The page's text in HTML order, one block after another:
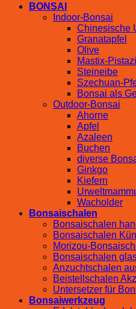
BONSAI
Indoor-Bonsai
Chinesische
Granatapfel
Olive
Mastix-
Steineibe
Szechuan-
Bonsai als
Outdoor-Bonsai
Ahorne
Apfel
Azaleen
Buchen
diverse
Ginkgo
Kiefern
Wacholder
Bonsaischalen
Bonsaischalen
Bonsaischalen
Morizou-
Bonsaischalen
Anzuchtschalen
Beistellschalen
Untersetzer für
Bonsaiwerkzeug